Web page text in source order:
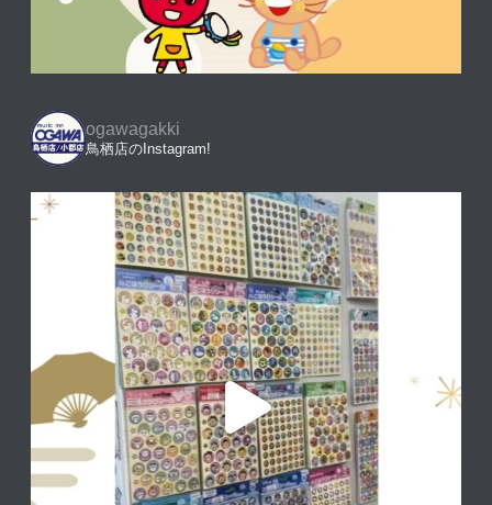
ogawagakki
鳥栖店のInstagram!